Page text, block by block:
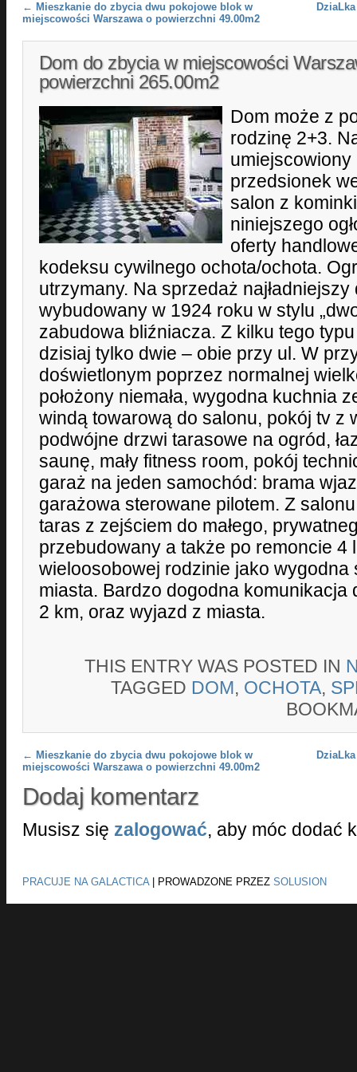
Post navigation
← Mieszkanie do zbycia dwu pokojowe blok w
miejscowości Warszawa o powierzchni 49.00m2
Dom do zbycia w miejscowości
powierzchni 265.00m2
Dom może z
rodzinę 2+3.
przedsionek
salon z
niniejszego
oferty
kodeksu cywilnego ochota/ochota.
utrzymany. Na sprzedaż
wybudowany w 1924 roku w stylu
zabudowa bliźniacza. Z kilku tego
dzisiaj tylko dwie – obie przy ul. W
doświetlonym poprzez normalnej
położony niemała, wygodna kuchnia
windą towarową do salonu, pokój tv z
podwójne drzwi tarasowe na ogród,
saunę, mały fitness room, pokój
garaż na jeden samochód: brama
garażowa sterowane pilotem. Z
taras z zejściem do małego,
przebudowany a także po remoncie 4
wieloosobowej rodzinie jako wygodna
miasta. Bardzo dogodna komunikacja
2 km, oraz wyjazd z miasta.
THIS ENTRY WAS POSTED IN
TAGGED DOM, OCHOTA,
Post navigation
← Mieszkanie do zbycia dwu pokojowe blok w
miejscowości Warszawa o powierzchni 49.00m2
Dodaj komentarz
Musisz się zalogować, aby móc dodać
PRACUJE NA GALACTICA| PROWADZONE PRZEZ SOLUSION